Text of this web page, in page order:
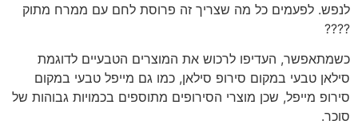
לנפש. לפעמים כל מה שצריך זה פרוסת לחם עם ממרח מתוק
????
כשמתאפשר, העדיפו לרכוש את המוצרים הטבעיים לדוגמת
סילאן טבעי במקום סירופ סילאן, כמו גם מייפל טבעי במקום
סירופ מייפל, שכן מוצרי הסירופים מתוספים בכמויות גבוהות של
סוכר.